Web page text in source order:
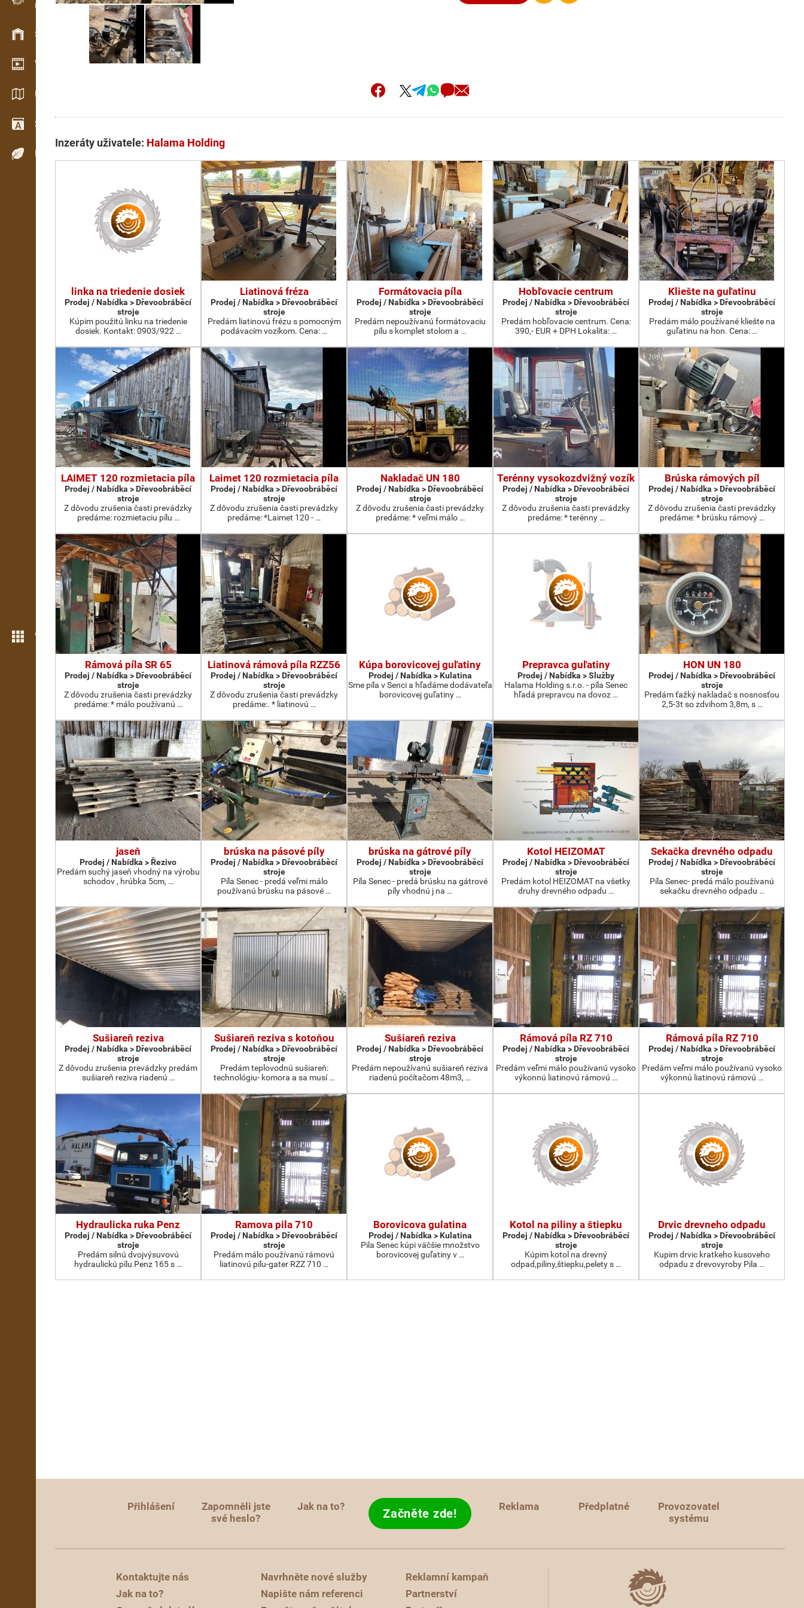
Evidence dřeva v terénu
Skladové hospodářství
Video showroom
Katalogy / Brožury
Slovník
Dřeviny
Více možností
Inzeráty uživatele: Halama Holding
linka na triedenie dosiek
Prodej / Nabídka > Dřevoobráběcí
stroje
Kúpim použitú linku na triedenie
dosiek. Kontakt: 0903/922 …
Liatinová fréza
Prodej / Nabídka > Dřevoobráběcí
stroje
Predám liatinovú frézu s pomocným
podávacím vozíkom. Cena: …
Formátovacia píla
Prodej / Nabídka > Dřevoobráběcí
stroje
Predám nepoužívanú formátovaciu
pílu s komplet stolom a …
Hobľovacie centrum
Prodej / Nabídka > Dřevoobráběcí
stroje
Predám hobľovacie centrum. Cena:
390,- EUR + DPH Lokalita: …
Kliešte na guľatinu
Prodej / Nabídka > Dřevoobráběcí
stroje
Predám málo používané kliešte na
guľatinu na hon. Cena: …
LAIMET 120 rozmietacia píla
Prodej / Nabídka > Dřevoobráběcí
stroje
Z dôvodu zrušenia časti prevádzky
predáme: rozmietaciu pílu …
Laimet 120 rozmietacia píla
Prodej / Nabídka > Dřevoobráběcí
stroje
Z dôvodu zrušenia časti prevádzky
predáme: *Laimet 120 - …
Nakladač UN 180
Prodej / Nabídka > Dřevoobráběcí
stroje
Z dôvodu zrušenia časti prevádzky
predáme: * veľmi málo …
Terénny vysokozdvižný vozík
Prodej / Nabídka > Dřevoobráběcí
stroje
Z dôvodu zrušenia časti prevádzky
predáme: * terénny …
Brúska rámových píl
Prodej / Nabídka > Dřevoobráběcí
stroje
Z dôvodu zrušenia časti prevádzky
predáme: * brúsku rámový …
Rámová píla SR 65
Prodej / Nabídka > Dřevoobráběcí
stroje
Z dôvodu zrušenia časti prevádzky
predáme: * málo používanú …
Liatinová rámová píla RZZ56
Prodej / Nabídka > Dřevoobráběcí
stroje
Z dôvodu zrušenia časti prevádzky
predáme:. * liatinovú …
Kúpa borovicovej guľatiny
Prodej / Nabídka > Kulatina
Sme píla v Senci a hľadáme dodávateľa
borovicovej guľatiny …
Prepravca guľatiny
Prodej / Nabídka > Služby
Halama Holding s.r.o. - píla Senec
hľadá prepravcu na dovoz …
HON UN 180
Prodej / Nabídka > Dřevoobráběcí
stroje
Predám ťažký nakladač s nosnosťou
2,5-3t so zdvihom 3,8m, s …
jaseň
Prodej / Nabídka > Řezivo
Predám suchý jaseň vhodný na výrobu
schodov , hrúbka 5cm, …
brúska na pásové píly
Prodej / Nabídka > Dřevoobráběcí
stroje
Píla Senec - predá veľmi málo
používanú brúsku na pásové …
brúska na gátrové píly
Prodej / Nabídka > Dřevoobráběcí
stroje
Píla Senec - predá brúsku na gátrové
píly vhodnú j na …
Kotol HEIZOMAT
Prodej / Nabídka > Dřevoobráběcí
stroje
Predám kotol HEIZOMAT na všetky
druhy drevného odpadu …
Sekačka drevného odpadu
Prodej / Nabídka > Dřevoobráběcí
stroje
Píla Senec- predá málo používanú
sekačku drevného odpadu …
Sušiareň reziva
Prodej / Nabídka > Dřevoobráběcí
stroje
Z dôvodu zrušenia prevádzky predám
sušiareň reziva riadenú …
Sušiareň reziva s kotoňou
Prodej / Nabídka > Dřevoobráběcí
stroje
Predám teplovodnú sušiareň:
technológiu- komora a sa musí …
Sušiareň reziva
Prodej / Nabídka > Dřevoobráběcí
stroje
Predám nepoužívanú sušiareň reziva
riadenú počítačom 48m3, …
Rámová píla RZ 710
Prodej / Nabídka > Dřevoobráběcí
stroje
Predám veľmi málo používanú vysoko
výkonnú liatinovú rámovú …
Rámová píla RZ 710
Prodej / Nabídka > Dřevoobráběcí
stroje
Predám veľmi málo používanú vysoko
výkonnú liatinovú rámovú …
Hydraulicka ruka Penz
Prodej / Nabídka > Dřevoobráběcí
stroje
Predám silnú dvojvýsuvovú
hydraulickú pílu Penz 165 s …
Ramova pila 710
Prodej / Nabídka > Dřevoobráběcí
stroje
Predám málo používanú rámovú
liatinovú pílu-gater RZZ 710 …
Borovicova gulatina
Prodej / Nabídka > Kulatina
Pila Senec kúpi väčšie množstvo
borovicovej guľatiny v …
Kotol na piliny a štiepku
Prodej / Nabídka > Dřevoobráběcí
stroje
Kúpim kotol na drevný
odpad,piliny,štiepku,pelety s …
Drvic drevneho odpadu
Prodej / Nabídka > Dřevoobráběcí
stroje
Kupim drvic kratkeho kusoveho
odpadu z drevovyroby Pila …
Přihlášení
Zapomněli jste
své heslo?
Jak na to? Začněte zde! Reklama Předplatné
Provozovatel
systému
Kontaktujte nás
Jak na to?
Navrhněte nové služby
Napište nám referenci
Reklamní kampaň
Partnerství